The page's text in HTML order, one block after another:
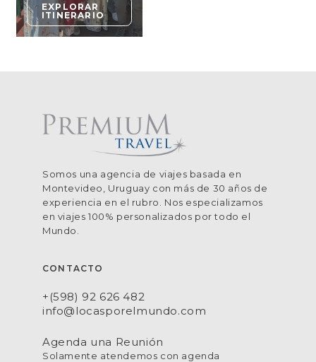
EXPLORAR
ITINERARIO
Somos una agencia de viajes basada en
Montevideo, Uruguay con más de 30 años de
experiencia en el rubro. Nos especializamos
en viajes 100% personalizados por todo el
Mundo.
CONTACTO
+(598) 92 626 482
info@locasporelmundo.com
Agenda una Reunión
Solamente atendemos con agenda